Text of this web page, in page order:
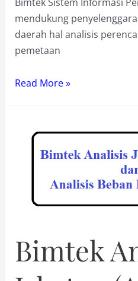
mendukung
daerah hal analisis
pemetaan
Bimtek
Pemerintah
(SIPD)
Read More »
Bimtek